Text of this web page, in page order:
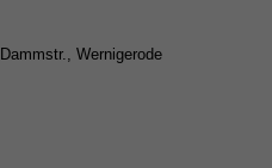
Wernigerode